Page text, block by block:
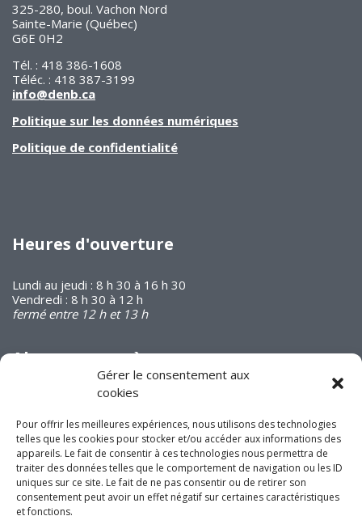
Gérer le consentement aux
cookies
Pour offrir les meilleures expériences, nous utilisons des technologies
telles que les cookies pour stocker et/ou accéder aux informations des
appareils. Le fait de consentir à ces technologies nous permettra de
traiter des données telles que le comportement de navigation ou les ID
uniques sur ce site. Le fait de ne pas consentir ou de retirer son
consentement peut avoir un effet négatif sur certaines caractéristiques
et fonctions.
325-280, boul. Vachon Nord
Sainte-Marie (Québec)
G6E 0H2
Tél. : 418 386-1608
Téléc. : 418 387-3199
info@denb.ca
Politique sur les données numériques
Politique de confidentialité
Heures d'ouverture
Lundi au jeudi : 8 h 30 à 16 h 30
Vendredi : 8 h 30 à 12 h
fermé entre 12 h et 13 h
Abonnez-vous à
notre infolettre
Joignez-vous à nous
sur les réseaux